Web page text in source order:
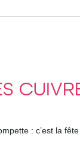
: c’est la